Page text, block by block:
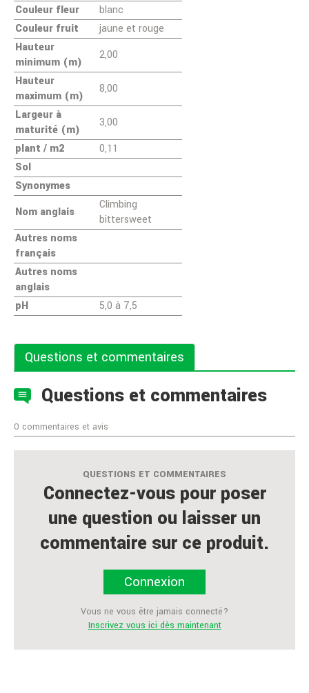
Couleur fleur
blanc
Couleur fruit
jaune et rouge
Hauteur
minimum (m)
2,00
Hauteur
maximum (m)
8,00
Largeur à
maturité (m)
3,00
plant / m2
0,11
Sol
Synonymes
Nom anglais
Climbing
bittersweet
Autres noms
français
Autres noms
anglais
pH
5,0 à 7,5
Questions et commentaires
Questions et commentaires
0 commentaires et avis
QUESTIONS ET COMMENTAIRES
Connectez-vous pour poser
une question ou laisser un
commentaire sur ce produit.
Connexion
Vous ne vous être jamais connecté?
Inscrivez vous ici dès maintenant